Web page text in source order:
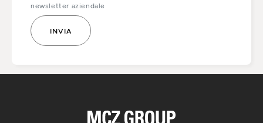
newsletter aziendale